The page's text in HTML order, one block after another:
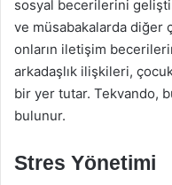
sosyal becerilerini
ve müsabakalarda diğer
onların iletişim
arkadaşlık ilişkileri,
bir yer tutar. Tekvando,
bulunur.
Stres Yönetimi